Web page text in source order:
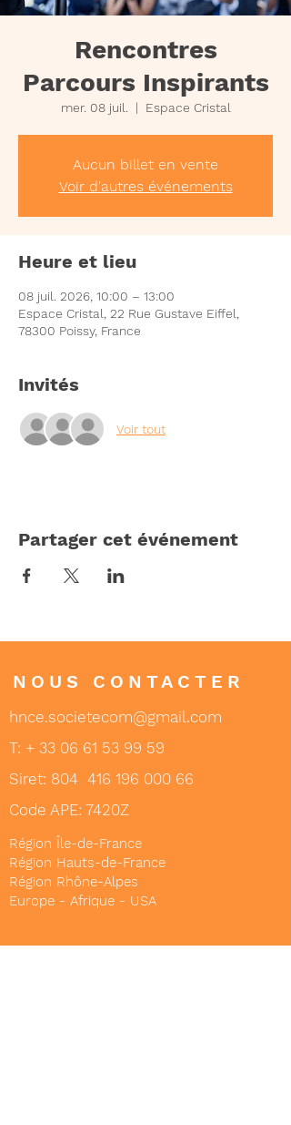
Rencontres
Parcours Inspirants
mer. 08 juil.
  |
Espace Cristal
Aucun billet en vente
Voir d'autres événements
Heure et lieu
08 juil. 2026, 10:00 – 13:00
Espace Cristal, 22 Rue Gustave Eiffel,
78300 Poissy, France
Invités
Voir tout
Partager cet événement
NOUS CONTACTER
hnce.societecom@gmail.com
T: + 33 06 61 53 99 59
Siret: 804 416 196 000 66
Code APE: 7420Z
Région Île-de-France
Région Hauts-de-France
Région Rhône-Alpes
Europe - Afrique - USA